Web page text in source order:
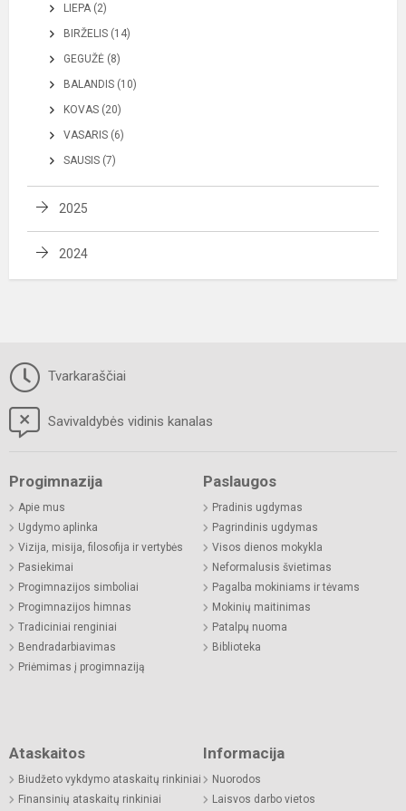
LIEPA (2)
BIRŽELIS (14)
GEGUŽĖ (8)
BALANDIS (10)
KOVAS (20)
VASARIS (6)
SAUSIS (7)
2025
2024
Tvarkaraščiai
Savivaldybės vidinis kanalas
Progimnazija
Apie mus
Ugdymo aplinka
Vizija, misija, filosofija ir vertybės
Pasiekimai
Progimnazijos simboliai
Progimnazijos himnas
Tradiciniai renginiai
Bendradarbiavimas
Priėmimas į progimnaziją
Paslaugos
Pradinis ugdymas
Pagrindinis ugdymas
Visos dienos mokykla
Neformalusis švietimas
Pagalba mokiniams ir tėvams
Mokinių maitinimas
Patalpų nuoma
Biblioteka
Ataskaitos
Biudžeto vykdymo ataskaitų rinkiniai
Finansinių ataskaitų rinkiniai
Informacija
Nuorodos
Laisvos darbo vietos